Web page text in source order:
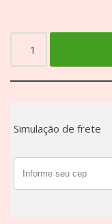
Simulação de frete